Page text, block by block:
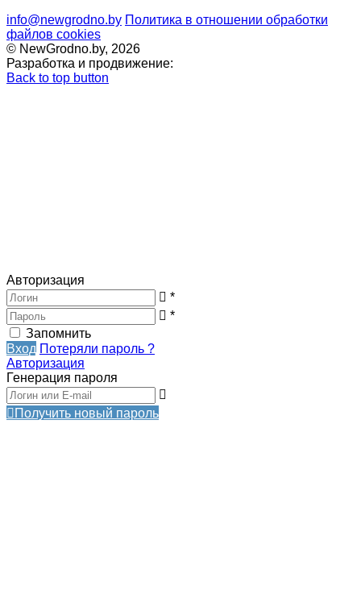
info@newgrodno.by Политика в отношении обработки
файлов cookies
© NewGrodno.by, 2026
Разработка и продвижение:
Back to top button
Авторизация
*
*
Запомнить
Вход Потеряли пароль ?
Авторизация
Генерация пароля
Получить новый пароль